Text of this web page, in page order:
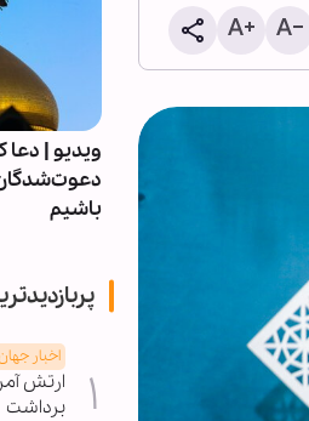
خادمان موکب حرم
به تصویرکشیدن
ویدیو |
باشیم
اخبار
ارتش
برداشت